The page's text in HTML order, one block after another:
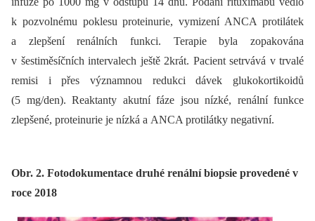
k pozvolnému poklesu proteinurie, vymizení ANCA protilátek
a zlepšení renálních funkci. Terapie byla zopakována
v šestiměsíčních intervalech ještě 2krát. Pacient setrvává v trvalé
remisi i přes významnou redukci dávek glukokortikoidů
(5 mg/den). Reaktanty akutní fáze jsou nízké, renální funkce
zlepšené, proteinurie je nízká a ANCA protilátky negativní.
Obr. 2. Fotodokumentace druhé renální biopsie provedené v
roce 2018